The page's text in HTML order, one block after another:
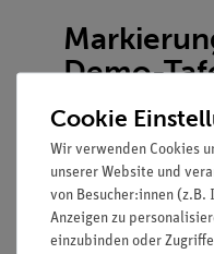
Demo-
Artikel-Nr.: 02154-02
Cookie
Wir verwenden Cookies
unserer Website und
von Besucher:innen (z.B.
Anzeigen zu
einzubinden oder